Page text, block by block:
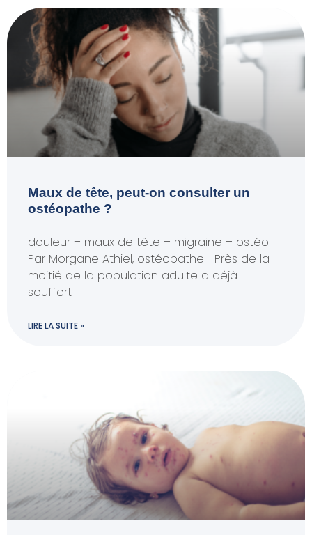
Maux de tête, peut-on consulter un
ostéopathe ?
douleur – maux de tête – migraine – ostéo
Par Morgane Athiel, ostéopathe Près de la
moitié de la population adulte a déjà
souffert
LIRE LA SUITE »